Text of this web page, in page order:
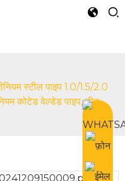
स्टील पाइप 1.0/1.5/2.0
कोटेड वेल्डेड पाइप, चीन